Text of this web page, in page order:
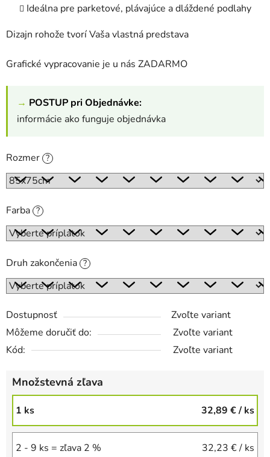
Ideálna pre parketové, plávajúce a dláždené podlahy
Dizajn rohože tvorí Vaša vlastná predstava
Grafické vypracovanie je u nás ZADARMO
→ POSTUP pri Objednávke:
informácie ako funguje objednávka
Rozmer ?
Farba ?
Druh zakončenia ?
Dostupnosť
Zvoľte variant
Môžeme doručiť do:
Zvoľte variant
Kód:
Zvoľte variant
Množstevná zľava
1 ks 32,89 €/ ks
2 - 9 ks = zľava 2 % 32,23 €/ ks